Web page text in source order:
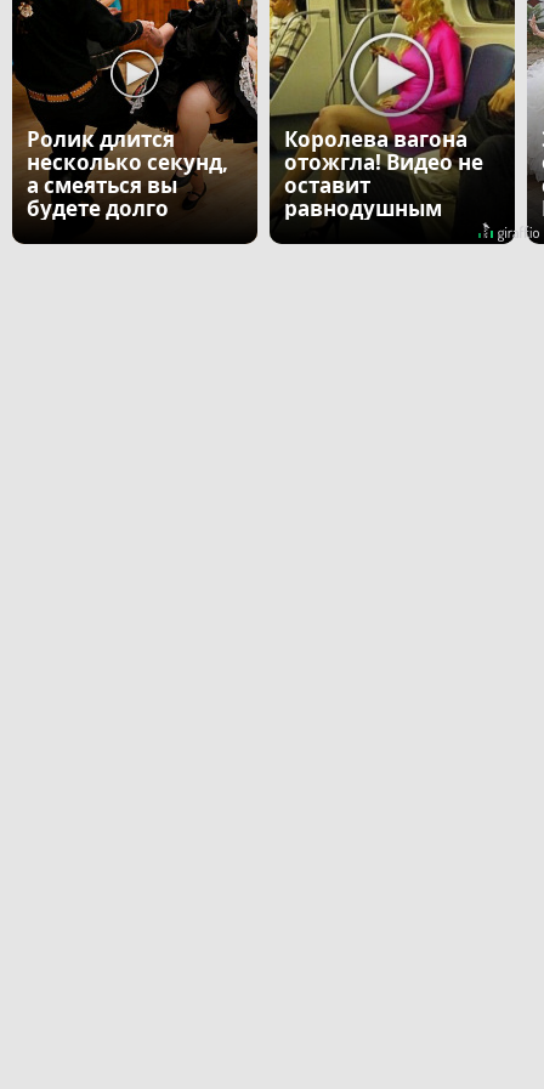
Ролик длится
несколько секунд,
а смеяться вы
будете долго
Королева вагона
отожгла! Видео не
оставит
равнодушным